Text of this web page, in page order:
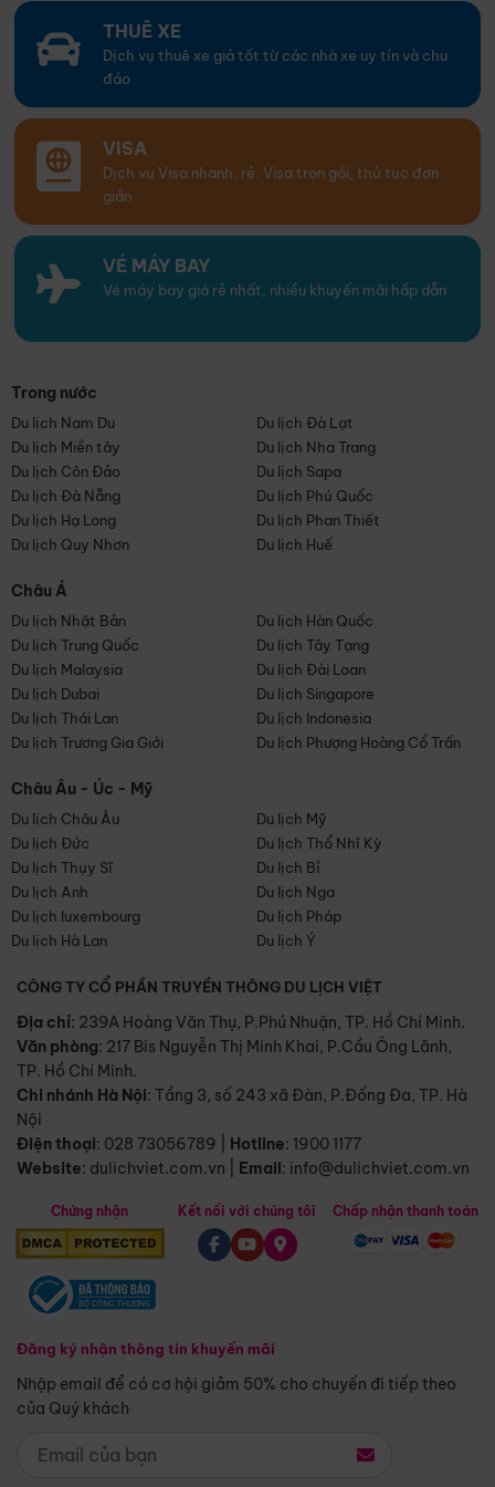
THUÊ XE
Dịch vụ thuê xe giá tốt từ các nhà xe uy tín và chu
đáo
VISA
Dịch vụ Visa nhanh, rẻ. Visa trọn gói, thủ tục đơn
giản
VÉ MÁY BAY
Vé máy bay giá rẻ nhất, nhiều khuyến mãi hấp dẫn
Trong nước
Du lịch Nam Du
Du lịch Đà Lạt
Du lịch Miền tây
Du lịch Nha Trang
Du lịch Côn Đảo
Du lịch Sapa
Du lịch Đà Nẵng
Du lịch Phú Quốc
Du lịch Hạ Long
Du lịch Phan Thiết
Du lịch Quy Nhơn
Du lịch Huế
Châu Á
Du lịch Nhật Bản
Du lịch Hàn Quốc
Du lịch Trung Quốc
Du lịch Tây Tạng
Du lịch Malaysia
Du lịch Đài Loan
Du lịch Dubai
Du lịch Singapore
Du lịch Thái Lan
Du lịch Indonesia
Du lịch Trương Gia Giới
Du lịch Phượng Hoàng Cổ Trấn
Châu Âu - Úc - Mỹ
Du lịch Châu Âu
Du lịch Mỹ
Du lịch Đức
Du lịch Thổ Nhĩ Kỳ
Du lịch Thụy Sĩ
Du lịch Bỉ
Du lịch Anh
Du lịch Nga
Du lịch luxembourg
Du lịch Pháp
Du lịch Hà Lan
Du lịch Ý
CÔNG TY CỔ PHẦN TRUYỀN THÔNG DU LỊCH VIỆT
Địa chỉ: 239A Hoàng Văn Thụ, P.Phú Nhuận, TP. Hồ Chí Minh.
Văn phòng: 217 Bis Nguyễn Thị Minh Khai, P.Cầu Ông Lãnh,
TP. Hồ Chí Minh.
Chi nhánh Hà Nội: Tầng 3, số 243 xã Đàn, P.Đống Đa, TP. Hà
Nội
Điện thoại: 028 73056789 Hotline: 1900 1177
Website: dulichviet.com.vn Email: info@dulichviet.com.vn
Chứng nhận
Đăng ký nhận thông tin khuyến mãi
Nhập email để có cơ hội giảm 50% cho chuyến đi tiếp theo
của Quý khách
Kết nối với chúng tôi Chấp nhận thanh toán